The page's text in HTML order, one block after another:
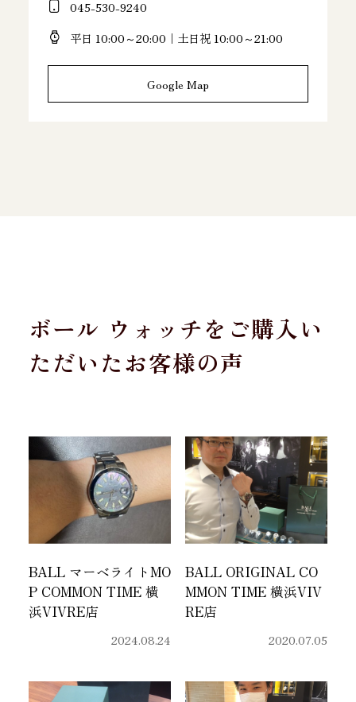
045-530-9240
平日 10:00～20:00｜土日祝 10:00～21:00
Google Map
ボール ウォッチをご購入い
ただいたお客様の声
BALL マーベライトMO
P COMMON TIME 横
浜VIVRE店
2024.08.24
BALL ORIGINAL CO
MMON TIME 横浜VIV
RE店
2020.07.05